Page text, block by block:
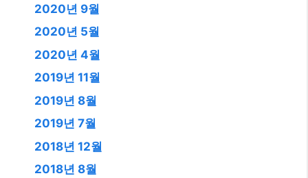
2020년 9월
2020년 5월
2020년 4월
2019년 11월
2019년 8월
2019년 7월
2018년 12월
2018년 8월